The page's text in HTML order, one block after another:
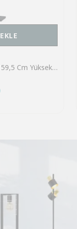
Eglo 43614 "LACEY" 159,5 Cm Yüksekliğinde Çelik, Ahşap Köşe Lambası Lambader